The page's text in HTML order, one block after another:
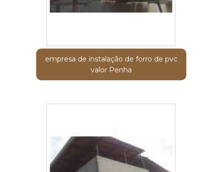
empresa de instalação de forro de pvc
valor Penha